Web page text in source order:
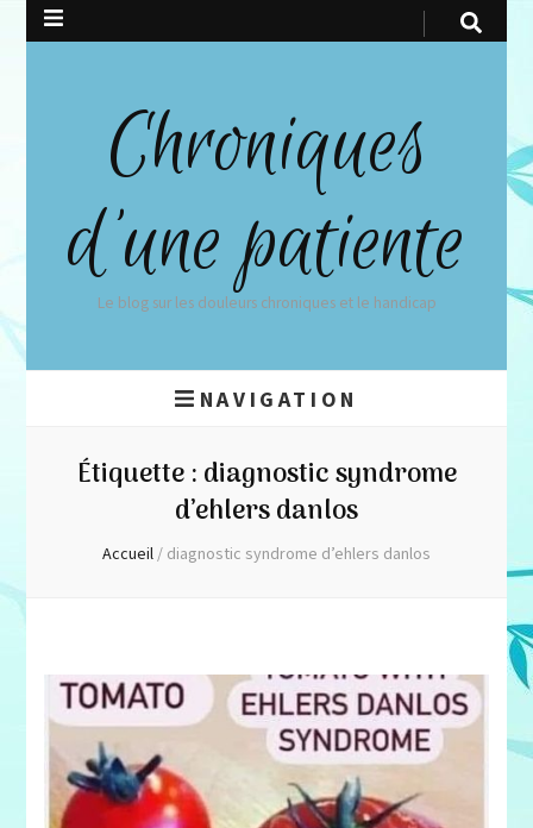
Chroniques
d'une patiente
Le blog sur les douleurs chroniques et le handicap
NAVIGATION
Étiquette :diagnostic syndrome
d’ehlers danlos
Accueil/ diagnostic syndrome d’ehlers danlos